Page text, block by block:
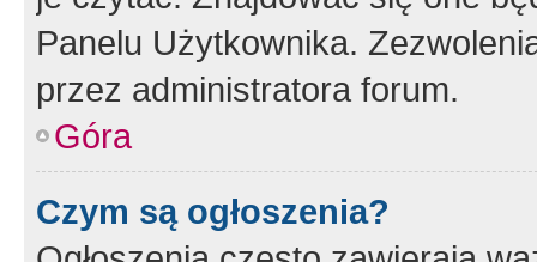
Panelu Użytkownika.
przez administratora forum.
Góra
Czym są ogłoszenia?